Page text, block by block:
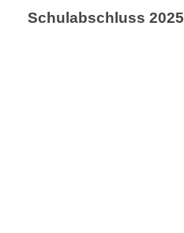
Schulabschluss 2025